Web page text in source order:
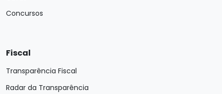
Concursos
Fiscal
Transparência Fiscal
Radar da Transparência